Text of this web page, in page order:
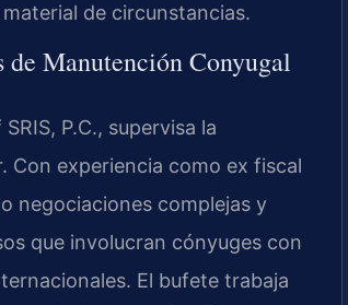
de circunstancias.
de Manutención Conyugal
P.C., supervisa la
Con experiencia como ex fiscal
negociaciones complejas y
que involucran cónyuges con
El bufete trabaja